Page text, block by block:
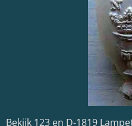
Bekijk 123 en D-1819